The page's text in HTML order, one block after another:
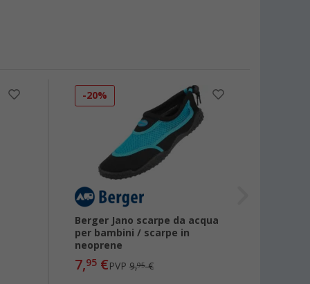
-20%
Berger Jano scarpe da acqua
per bambini / scarpe in
neoprene
7,95€PVP 9,95€